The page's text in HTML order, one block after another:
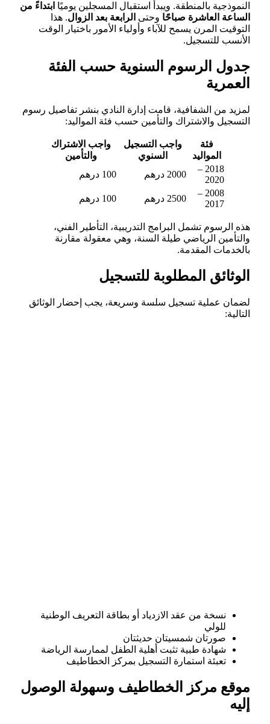
النموذجية بالمنطقة. ويبدأ استقبال المسجلين يوميًاابتداءً من
الساعة العاشرة صباحًاوحتى الرابعة بعد الزوال . هذا
التوقيت المرن يسمح للآباء وأولياء الأمور باختيار الوقت
الأنسب للتسجيل.
جدول الرسوم السنوية حسب الفئة
العمرية
لمزيد من الشفافية، قامت إدارة النادي بنشر تفاصيل رسوم
التسجيل والاشتراك والتأمين حسب فئة المواليد:
فئة
المواليد
واجب التسجيل
السنوي
واجب الاشتراك
والتأمين
2018 –
2020
2000 درهم
100 درهم
2008 –
2017
2500 درهم 100 درهم
هذه الرسوم تشمل البرامج التدريبية، التأطير الفني،
والتأمين الرياضي طيلة السنة، وهي معقولة مقارنة
بالخدمات المقدمة.
الوثائق المطلوبة للتسجيل
لضمان عملية تسجيل سلسة وسريعة، يجب إحضار الوثائق
التالية:
نسخة من عقد الازدياد أو بطاقة التعريف الوطنية
للولي
صورتان شمسيتان حديثتان
شهادة طبية تثبت أهلية الطفل لممارسة الرياضة
تعبئة استمارة التسجيل بمركز الخطاطيف
موقع مركز الخطاطيف وسهولة الوصول
إليه